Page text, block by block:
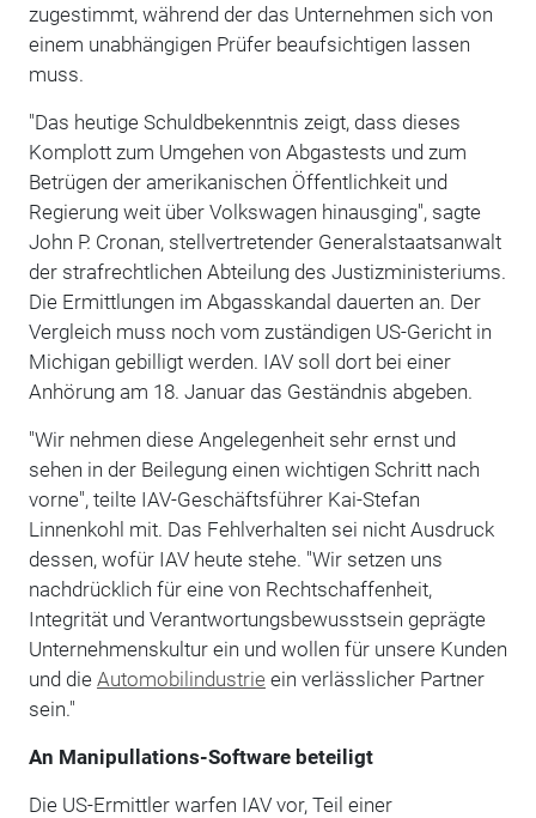
zugestimmt, während der das Unternehmen sich von
einem unabhängigen Prüfer beaufsichtigen lassen
muss.
"Das heutige Schuldbekenntnis zeigt, dass dieses
Komplott zum Umgehen von Abgastests und zum
Betrügen der amerikanischen Öffentlichkeit und
Regierung weit über Volkswagen hinausging", sagte
John P. Cronan, stellvertretender Generalstaatsanwalt
der strafrechtlichen Abteilung des Justizministeriums.
Die Ermittlungen im Abgasskandal dauerten an. Der
Vergleich muss noch vom zuständigen US-Gericht in
Michigan gebilligt werden. IAV soll dort bei einer
Anhörung am 18. Januar das Geständnis abgeben.
"Wir nehmen diese Angelegenheit sehr ernst und
sehen in der Beilegung einen wichtigen Schritt nach
vorne", teilte IAV-Geschäftsführer Kai-Stefan
Linnenkohl mit. Das Fehlverhalten sei nicht Ausdruck
dessen, wofür IAV heute stehe. "Wir setzen uns
nachdrücklich für eine von Rechtschaffenheit,
Integrität und Verantwortungsbewusstsein geprägte
Unternehmenskultur ein und wollen für unsere Kunden
und die Automobilindustrie ein verlässlicher Partner
sein."
An Manipullations-Software beteiligt
Die US-Ermittler warfen IAV vor, Teil einer